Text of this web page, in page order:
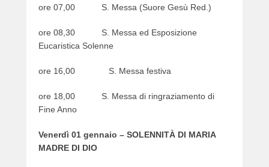
ore 07,00 S. Messa (Suore Gesù Red.)
ore 08,30 S. Messa ed Esposizione
Eucaristica Solenne
ore 16,00 S. Messa festiva
ore 18,00 S. Messa di ringraziamento di
Fine Anno
Venerdì 01 gennaio – SOLENNITÀ DI MARIA
MADRE DI DIO